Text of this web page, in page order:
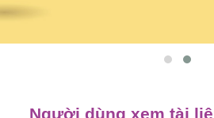
Người dùng xem tài